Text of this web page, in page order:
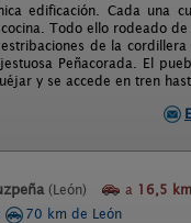
edificación. Cada una
Todo ello rodeado
de la
Peñacorada. El
y se accede en tren
(León) a 16,5 km
70 km de León